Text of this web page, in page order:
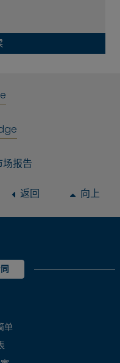
报告
返回 向上
单